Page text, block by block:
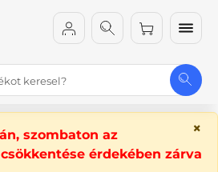
×
szombaton az
érdekében zárva